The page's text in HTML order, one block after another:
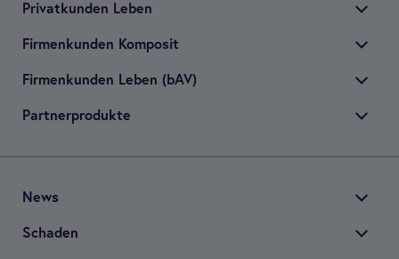
Pri­vat­kun­den Leben
Fir­men­kun­den Kom­po­sit
Fir­men­kun­den Leben (bAV)
Part­ner­pro­dukte
News
Scha­den